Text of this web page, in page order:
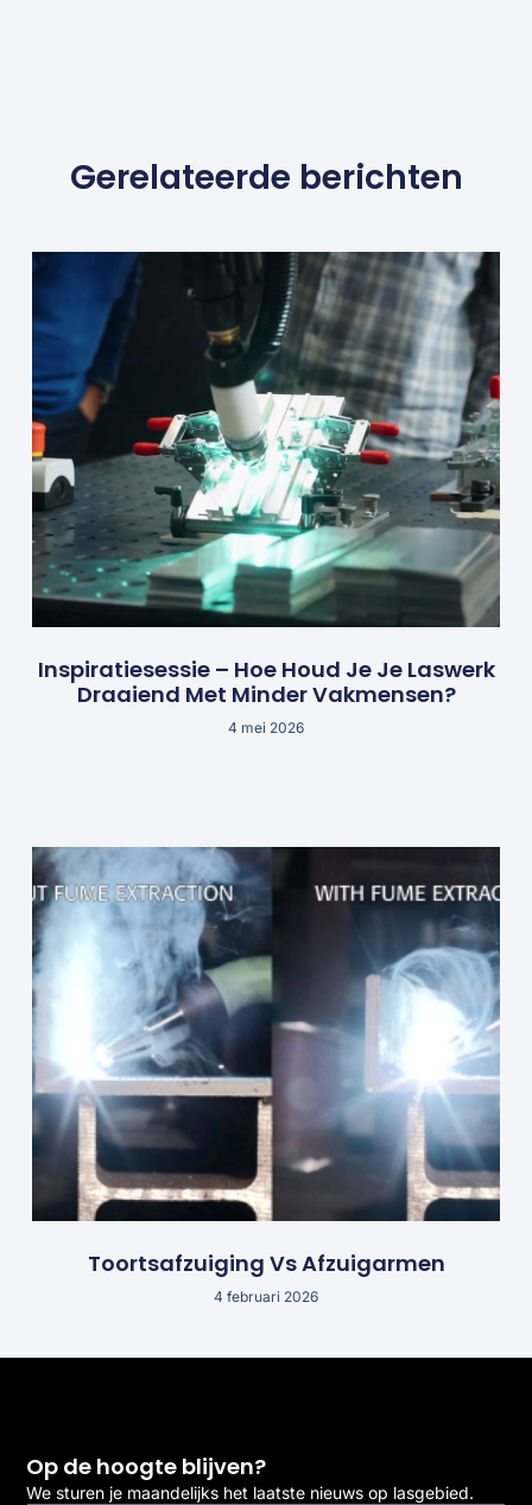
Gerelateerde berichten
Inspiratiesessie – Hoe Houd Je Je Laswerk
Draaiend Met Minder Vakmensen?
4 mei 2026
Toortsafzuiging Vs Afzuigarmen
4 februari 2026
Op de hoogte blijven?
We sturen je maandelijks het laatste nieuws op lasgebied.